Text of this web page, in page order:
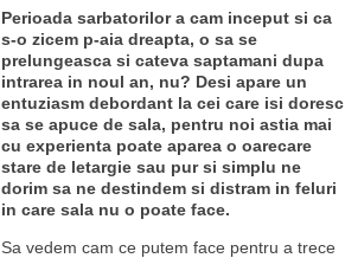
Perioada sarbatorilor a cam inceput si ca
s-o zicem p-aia dreapta, o sa se
prelungeasca si cateva saptamani dupa
intrarea in noul an, nu? Desi apare un
entuziasm debordant la cei care isi doresc
sa se apuce de sala, pentru noi astia mai
cu experienta poate aparea o oarecare
stare de letargie sau pur si simplu ne
dorim sa ne destindem si distram in feluri
in care sala nu o poate face.
Sa vedem cam ce putem face pentru a trece